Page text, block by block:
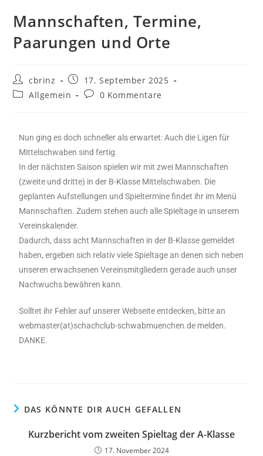
Mannschaften, Termine,
Paarungen und Orte
cbrinz
17. September 2025
Allgemein
0 Kommentare
Nun ging es doch schneller als erwartet: Auch die Ligen für
Mittelschwaben sind fertig.
In der nächsten Saison spielen wir mit zwei Mannschaften
(zweite und dritte) in der B-Klasse Mittelschwaben. Die
geplanten Aufstellungen und Spieltermine findet ihr im Menü
Mannschaften. Zudem stehen auch alle Spieltage in unserem
Vereinskalender.
Dadurch, dass acht Mannschaften in der B-Klasse gemeldet
haben, ergeben sich relativ viele Spieltage an denen sich neben
unseren erwachsenen Vereinsmitgliedern gerade auch unser
Nachwuchs bewähren kann.
Solltet ihr Fehler auf unserer Webseite entdecken, bitte an
webmaster(at)schachclub-schwabmuenchen.de melden.
DANKE.
DAS KÖNNTE DIR AUCH GEFALLEN
Kurzbericht vom zweiten Spieltag der A-Klasse
17. November 2024